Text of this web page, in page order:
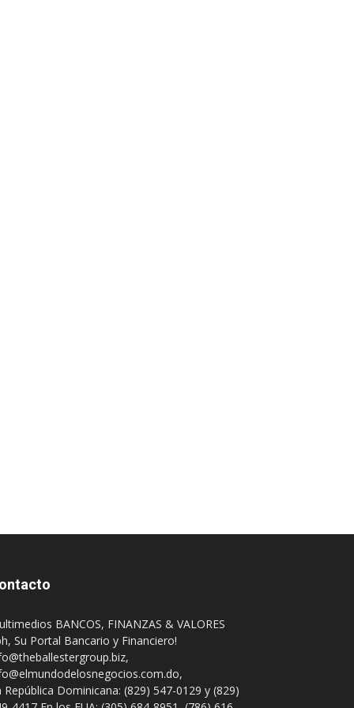
BANCOS, FINANZAS & VALORES
Su Portal Bancario y Financiero!
,
,
República Dominicana: (829) 547-0129 y (829)